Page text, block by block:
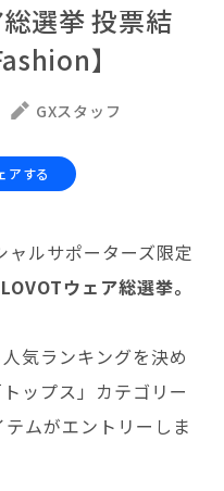
選挙 投票結
】
GXスタッフ
アする
ルサポーターズ限定
ウェア総選挙。
気ランキングを決め
ップス」カテゴリー
ムがエントリーしま